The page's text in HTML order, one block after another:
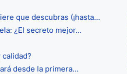
que descubras (¡hasta…
¿El secreto mejor…
desde la primera…